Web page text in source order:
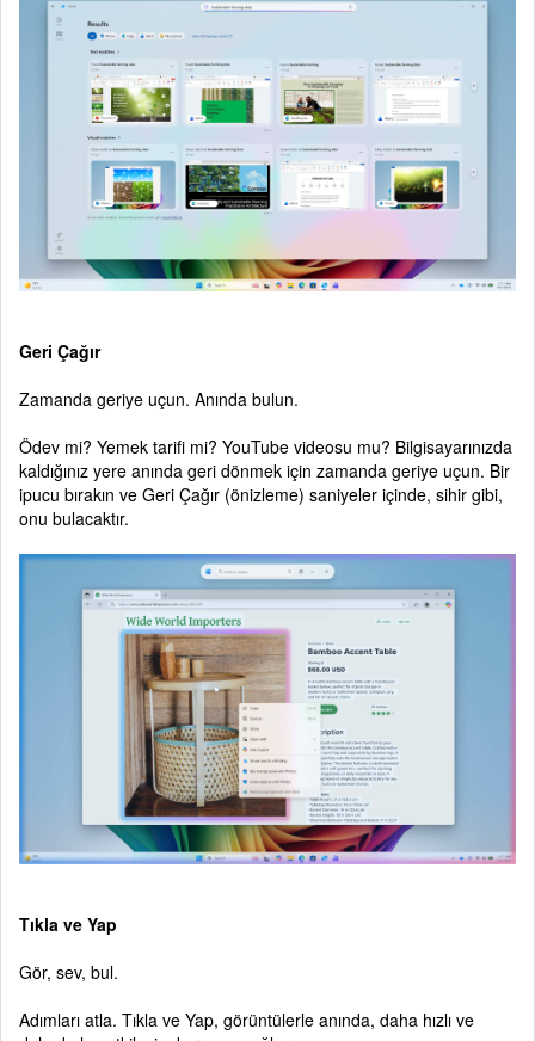
Geri Çağır
Zamanda geriye uçun. Anında bulun.
Ödev mi? Yemek tarifi mi? YouTube videosu mu? Bilgisayarınızda
kaldığınız yere anında geri dönmek için zamanda geriye uçun. Bir
ipucu bırakın ve Geri Çağır (önizleme) saniyeler içinde, sihir gibi,
onu bulacaktır.
Tıkla ve Yap
Gör, sev, bul.
Adımları atla. Tıkla ve Yap, görüntülerle anında, daha hızlı ve